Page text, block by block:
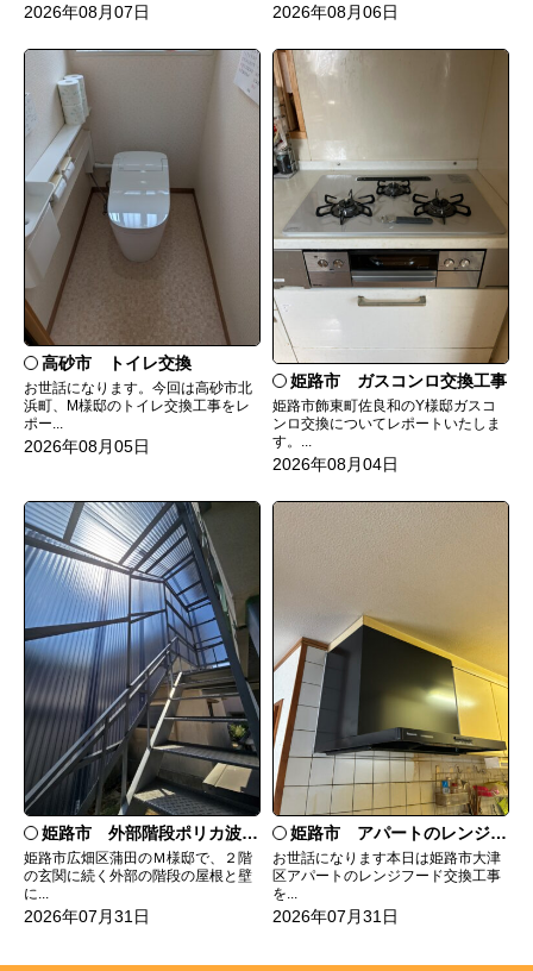
2026年08月07日 2026年08月06日
高砂市 トイレ交換
お世話になります。今回は高砂市北
浜町、M様邸のトイレ交換工事をレ
ポー...
2026年08月05日
姫路市 ガスコンロ交換工事
姫路市飾東町佐良和のY様邸ガスコ
ンロ交換についてレポートいたしま
す。...
2026年08月04日
姫路市 外部階段ポリカ波板張替工事
姫路市広畑区蒲田のＭ様邸で、２階
の玄関に続く外部の階段の屋根と壁
に...
2026年07月31日
姫路市 アパートのレンジフード交換
お世話になります本日は姫路市大津
区アパートのレンジフード交換工事
を...
2026年07月31日